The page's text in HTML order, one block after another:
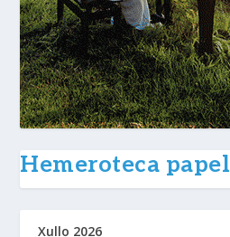
Hemeroteca papel
Xullo 2026